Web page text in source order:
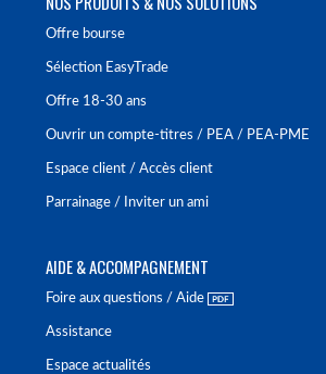
Offre bourse
Sélection EasyTrade
Offre 18-30 ans
Ouvrir un compte-titres / PEA / PEA-PME
Espace client / Accès client
Parrainage / Inviter un ami
AIDE & ACCOMPAGNEMENT
Foire aux questions / Aide
Assistance
Espace actualités